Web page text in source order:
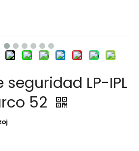
seguridad LP-IPL
52